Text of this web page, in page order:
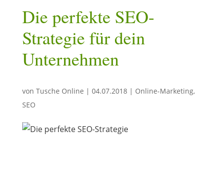
Die perfekte SEO-
Strategie für dein
Unternehmen
von Tusche Online | 04.07.2018| Online-Marketing,
SEO